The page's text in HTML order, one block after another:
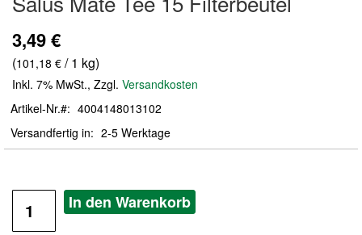
der
Bildergalerie
springen
3,49 €
(101,18 € / 1 kg)
Inkl. 7% MwSt., Zzgl. Versandkosten
Artikel-Nr.
4004148013102
Versandfertig in
2-5 Werktage
In den Warenkorb